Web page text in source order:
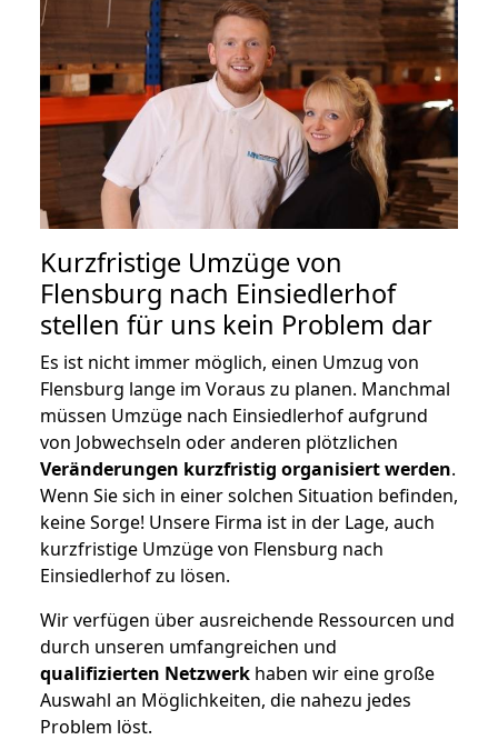
Kurzfristige Umzüge von
Flensburg nach Einsiedlerhof
stellen für uns kein Problem dar
Es ist nicht immer möglich, einen Umzug von
Flensburg lange im Voraus zu planen. Manchmal
müssen Umzüge nach Einsiedlerhof aufgrund
von Jobwechseln oder anderen plötzlichen
Veränderungen kurzfristig organisiert werden.
Wenn Sie sich in einer solchen Situation befinden,
keine Sorge! Unsere Firma ist in der Lage, auch
kurzfristige Umzüge von Flensburg nach
Einsiedlerhof zu lösen.
Wir verfügen über ausreichende Ressourcen und
durch unseren umfangreichen und
qualifizierten Netzwerk haben wir eine große
Auswahl an Möglichkeiten, die nahezu jedes
Problem löst.